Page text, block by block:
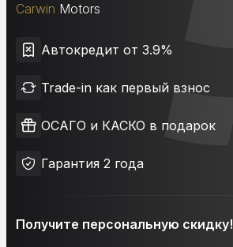
Carwin Motors
Автокредит от 3.9%
Trade-in как первый взнос
ОСАГО и КАСКО в подарок
Гарантия 2 года
Получите персональную скидку!